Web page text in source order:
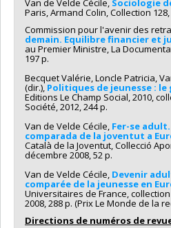
Van de Velde Cécile, Sociologie
Paris, Armand Colin, Collection 128,
Commission pour l'avenir des
demain. Equilibre financier et
au Premier Ministre, La
197 p.
Becquet Valérie, Loncle Patricia,
(dir.), Politiques de jeunesse :
Editions Le Champ Social, 2010,
Société, 2012, 244 p.
Van de Velde Cécile, Fer-se
comparada de la joventut a
Català de la Joventut, Collecció
décembre 2008, 52 p.
Van de Velde Cécile, Devenir
comparée de la jeunesse en
Universitaires de France,
2008, 288 p. (Prix Le Monde de la
Directions de numéros de